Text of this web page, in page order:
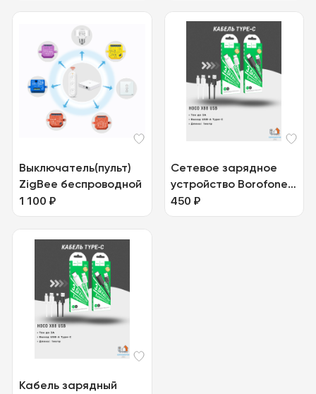
Выключатель(пульт)
ZigBee беспроводной
1 100 ₽
Сетевое зарядное
устройство Borofone
BAS11A
450 ₽
Кабель зарядный